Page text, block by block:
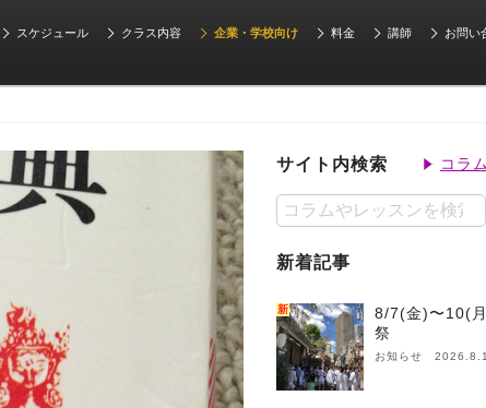
スケジュール クラス内容 企業・学校向け 料金 講師 お問い
サイト内検索 コラ
新着記事
新
8/7(金)〜10(
祭
お知らせ 2026.8.1